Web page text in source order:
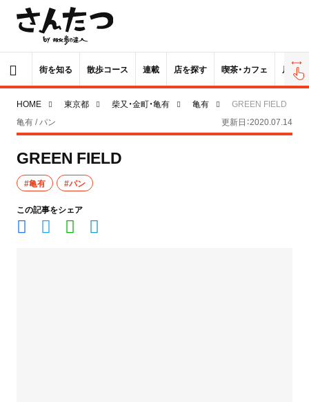
街を知る 散歩コース 連載 店を探す 喫茶・カフェ 居酒屋
HOME 東京都 柴又・金町・亀有 亀有
GREEN FIELD
亀有 / パン
更新日：2020.07.14
GREEN FIELD
#亀有 #パン
この記事をシェア